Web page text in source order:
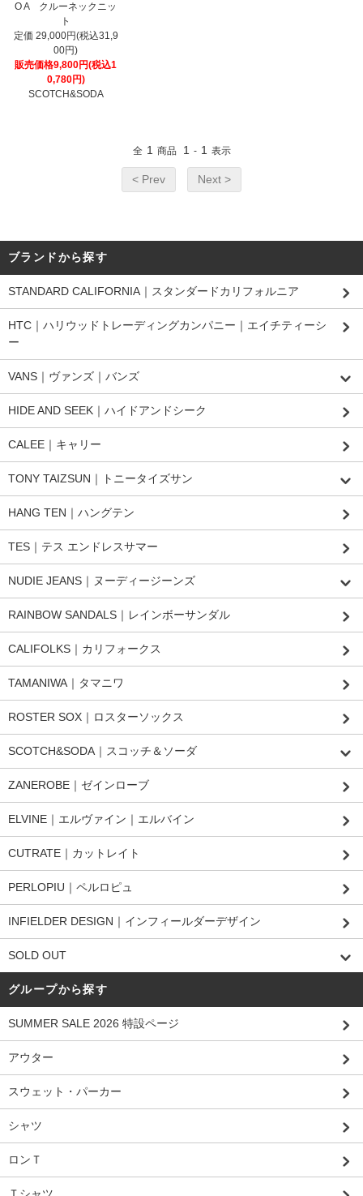
O A クルーネックニッ
ト
定価 29,000円(税込31,9
00円)
販売価格9,800円(税込1
0,780円)
SCOTCH&SODA
全 1 商品 1 - 1 表示
< Prev Next >
ブランドから探す
STANDARD CALIFORNIA｜スタンダードカリフォルニア
HTC｜ハリウッドトレーディングカンパニー｜エイチティーシ
ー
VANS｜ヴァンズ｜バンズ
HIDE AND SEEK｜ハイドアンドシーク
CALEE｜キャリー
TONY TAIZSUN｜トニータイズサン
HANG TEN｜ハングテン
TES｜テス エンドレスサマー
NUDIE JEANS｜ヌーディージーンズ
RAINBOW SANDALS｜レインボーサンダル
CALIFOLKS｜カリフォークス
TAMANIWA｜タマニワ
ROSTER SOX｜ロスターソックス
SCOTCH&SODA｜スコッチ＆ソーダ
ZANEROBE｜ゼインローブ
ELVINE｜エルヴァイン｜エルバイン
CUTRATE｜カットレイト
PERLOPIU｜ペルロピュ
INFIELDER DESIGN｜インフィールダーデザイン
SOLD OUT
グループから探す
SUMMER SALE 2026 特設ページ
アウター
スウェット・パーカー
シャツ
ロンＴ